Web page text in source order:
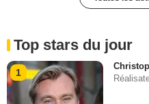
Top stars du jour
1